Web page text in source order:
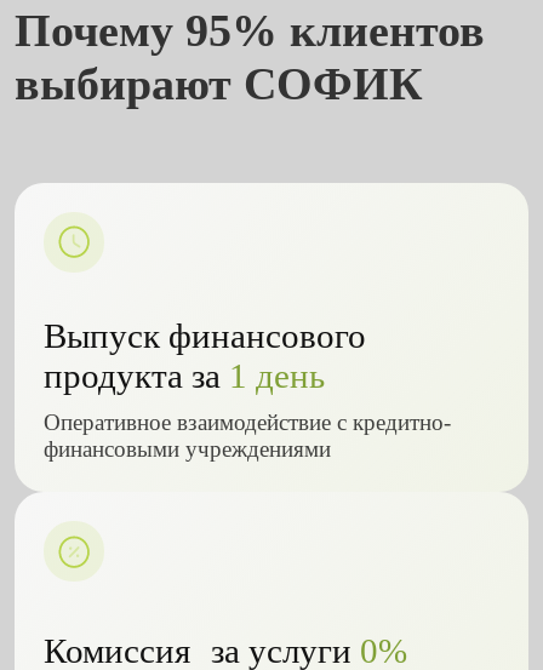
Почему 95% клиентов
выбирают СОФИК
Выпуск финансового
продукта за 1 день
Оперативное взаимодействие с кредитно-
финансовыми учреждениями
Комиссия за услуги 0%